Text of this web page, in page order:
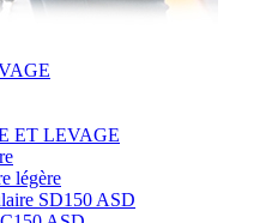
ET LEVAGE
légère
SD150 ASD